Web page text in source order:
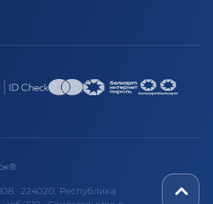
· 224020, Республика